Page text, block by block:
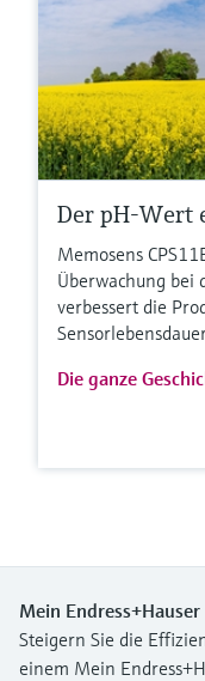
Der pH-Wert
Memosens
Überwachung bei
verbessert die
Die ganze
Mein Endress+Hauser
Steigern Sie die
einem Mein